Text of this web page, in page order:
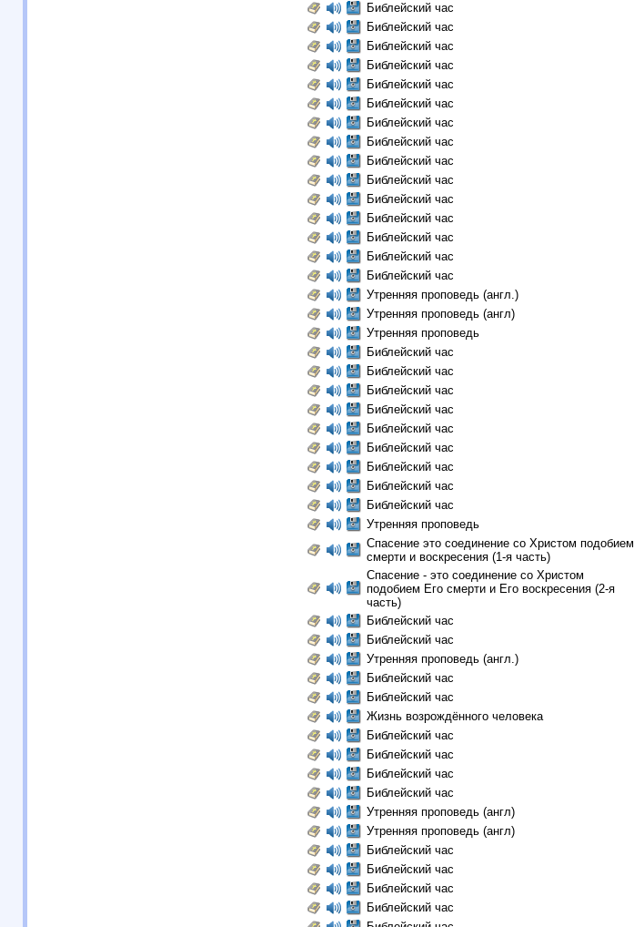
Библейский час
Библейский час
Библейский час
Библейский час
Библейский час
Библейский час
Библейский час
Библейский час
Библейский час
Библейский час
Библейский час
Библейский час
Библейский час
Библейский час
Библейский час
Утренняя проповедь (англ.)
Утренняя проповедь (англ)
Утренняя проповедь
Библейский час
Библейский час
Библейский час
Библейский час
Библейский час
Библейский час
Библейский час
Библейский час
Библейский час
Утренняя проповедь
Спасение это соединение со Христом подобием
смерти и воскресения (1-я часть)
Спасение - это соединение со Христом
подобием Его смерти и Eго воскресения (2-я
часть)
Библейский час
Библейский час
Утренняя проповедь (англ.)
Библейский час
Библейский час
Жизнь возрождённого человека
Библейский час
Библейский час
Библейский час
Библейский час
Утренняя проповедь (англ)
Утренняя проповедь (англ)
Библейский час
Библейский час
Библейский час
Библейский час